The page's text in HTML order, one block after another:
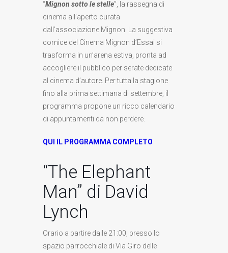
“Mignon sotto le stelle”, la rassegna di
cinema all’aperto curata
dall’associazione Mignon. La suggestiva
cornice del Cinema Mignon d’Essai si
trasforma in un’arena estiva, pronta ad
accogliere il pubblico per serate dedicate
al cinema d’autore. Per tutta la stagione
fino alla prima settimana di settembre, il
programma propone un ricco calendario
di appuntamenti da non perdere.
QUI IL PROGRAMMA COMPLETO
“The Elephant
Man” di David
Lynch
Orario a partire dalle 21:00, presso lo
spazio parrocchiale di Via Giro delle